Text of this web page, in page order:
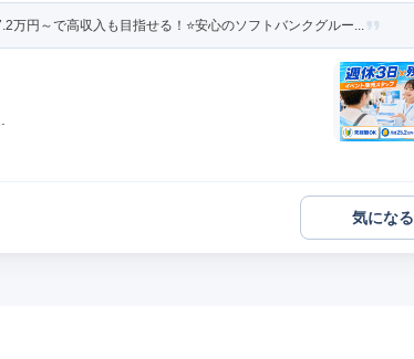
万円～で高収入も目指せる！⭐安心のソフトバンクグルー...
気になる